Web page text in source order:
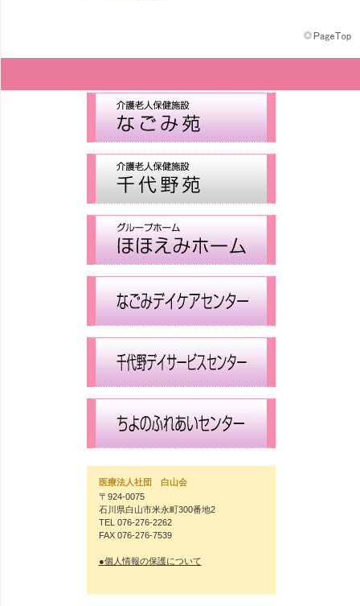
医療法人社団 白山会
〒924-0075
石川県白山市米永町300番地2
TEL 076-276-2262
FAX 076-276-7539
●個人情報の保護について